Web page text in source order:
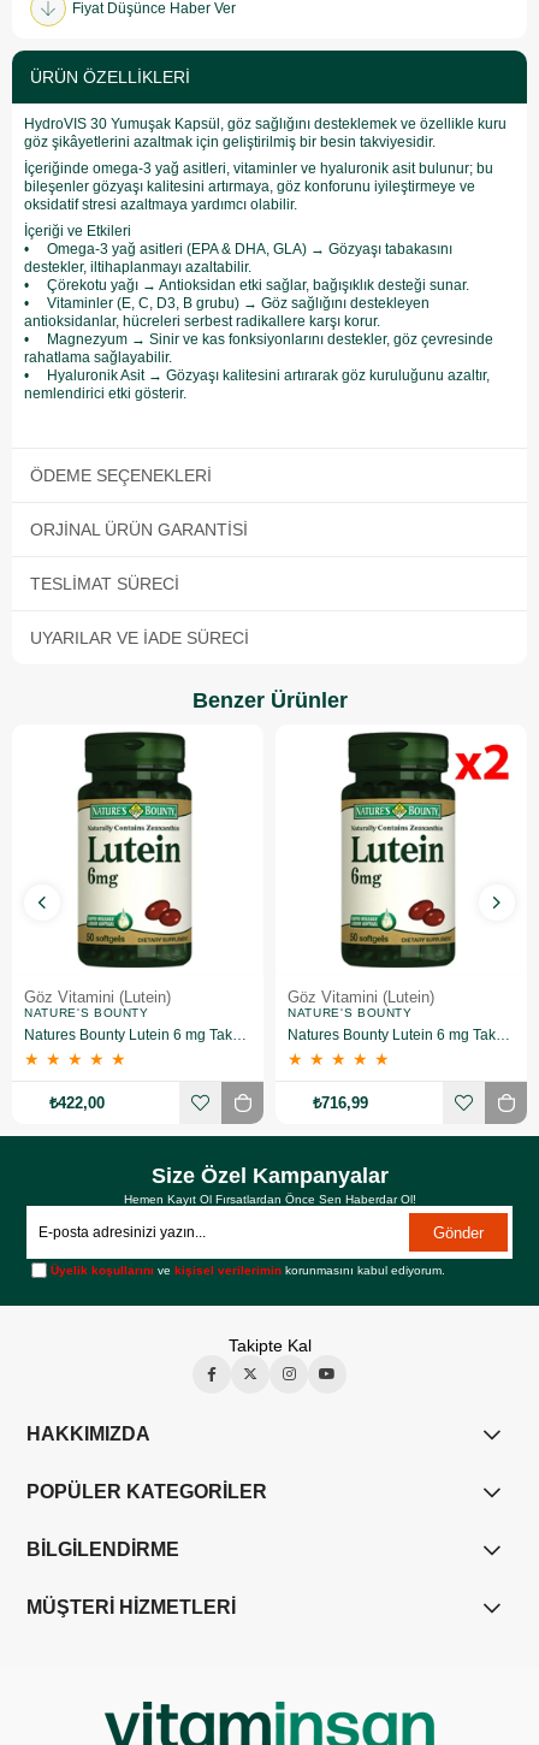
Fiyat Düşünce Haber Ver
ÜRÜN ÖZELLIKLERI
HydroVIS 30 Yumuşak Kapsül, göz sağlığını desteklemek ve özellikle kuru
göz şikâyetlerini azaltmak için geliştirilmiş bir besin takviyesidir.
İçeriğinde omega-3 yağ asitleri, vitaminler ve hyaluronik asit bulunur; bu
bileşenler gözyaşı kalitesini artırmaya, göz konforunu iyileştirmeye ve
oksidatif stresi azaltmaya yardımcı olabilir.
İçeriği ve Etkileri
• Omega-3 yağ asitleri (EPA & DHA, GLA) → Gözyaşı tabakasını
destekler, iltihaplanmayı azaltabilir.
• Çörekotu yağı → Antioksidan etki sağlar, bağışıklık desteği sunar.
• Vitaminler (E, C, D3, B grubu) → Göz sağlığını destekleyen
antioksidanlar, hücreleri serbest radikallere karşı korur.
• Magnezyum → Sinir ve kas fonksiyonlarını destekler, göz çevresinde
rahatlama sağlayabilir.
• Hyaluronik Asit → Gözyaşı kalitesini artırarak göz kuruluğunu azaltır,
nemlendirici etki gösterir.
ÖDEME SEÇENEKLERI
ORJINAL ÜRÜN GARANTISI
TESLIMAT SÜRECI
UYARILAR VE İADE SÜRECI
Benzer Ürünler
Göz Vitamini (Lutein)
NATURE'S BOUNTY
Natures Bounty Lutein 6 mg Takviye Edici Gıda 50 Kapsül
★ ★ ★ ★ ★
₺422,00
Göz Vitamini (Lutein)
NATURE'S BOUNTY
Natures Bounty Lutein 6 mg Takviye Edici Gıda 50 Kapsül 2 Adet
★ ★ ★ ★ ★
₺716,99
Size Özel Kampanyalar
Hemen Kayıt Ol Fırsatlardan Önce Sen Haberdar Ol!
Gönder
Üyelik koşullarını vekişisel verilerimin korunmasını kabul ediyorum.
Takipte Kal
HAKKIMIZDA
POPÜLER KATEGORİLER
BİLGİLENDİRME
MÜŞTERİ HİZMETLERİ